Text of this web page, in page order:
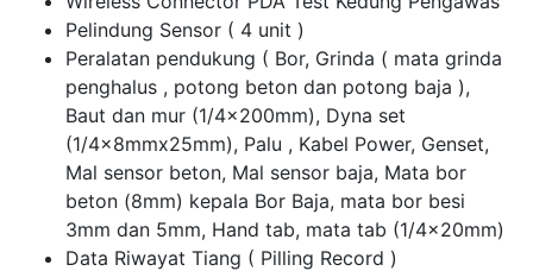
Pelindung Sensor ( 4 unit )
Peralatan pendukung ( Bor, Grinda ( mata grinda
penghalus , potong beton dan potong baja ),
Baut dan mur (1/4x200mm), Dyna set
(1/4x8mmx25mm), Palu , Kabel Power, Genset,
Mal sensor beton, Mal sensor baja, Mata bor
beton (8mm) kepala Bor Baja, mata bor besi
3mm dan 5mm, Hand tab, mata tab (1/4x20mm)
Data Riwayat Tiang ( Pilling Record )